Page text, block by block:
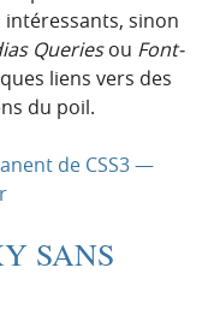
sinon
Queriesou Font-
liens vers des
du poil.
de CSS3 —
SANS